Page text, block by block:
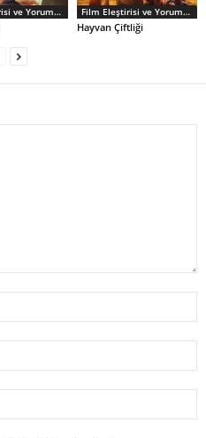
Film Eleştirisi ve Yorumlar Film Eleştirisi ve Yorumlar
Hayvan Çiftliği